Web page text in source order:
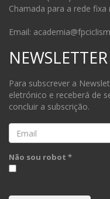
Chamada para a rede fixa
Email:
NEWSLETTER
Para subscrever a
eletrónico e receberá de
concluir a subscrição.
Email
Não sou robot *